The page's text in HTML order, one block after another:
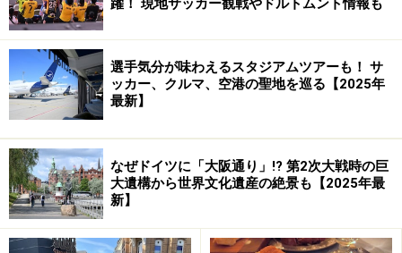
選手気分が味わえるスタジアムツアーも！ サ
ッカー、クルマ、空港の聖地を巡る【2025年
最新】
なぜドイツに「大阪通り」!? 第2次大戦時の巨
大遺構から世界文化遺産の絶景も【2025年最
新】